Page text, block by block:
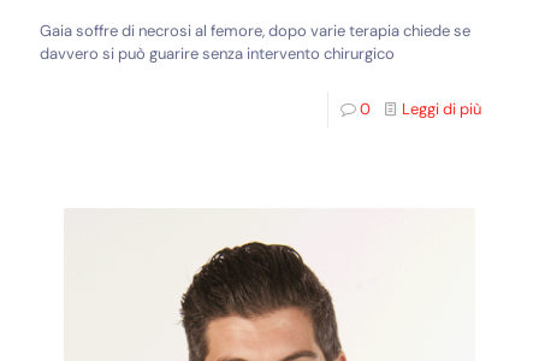
Gaia soffre di necrosi al femore, dopo varie terapia chiede se
davvero si può guarire senza intervento chirurgico
0 Leggi di più